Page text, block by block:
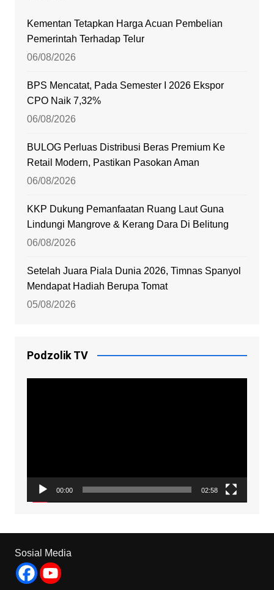
Kementan Tetapkan Harga Acuan Pembelian
Pemerintah Terhadap Telur
06/08/2026
BPS Mencatat, Pada Semester I 2026 Ekspor
CPO Naik 7,32%
06/08/2026
BULOG Perluas Distribusi Beras Premium Ke
Retail Modern, Pastikan Pasokan Aman
06/08/2026
KKP Dukung Pemanfaatan Ruang Laut Guna
Lindungi Mangrove & Kerang Dara Di Belitung
06/08/2026
Setelah Juara Piala Dunia 2026, Timnas Spanyol
Mendapat Hadiah Berupa Tomat
05/08/2026
Podzolik TV
00:00 02:58
Sosial Media